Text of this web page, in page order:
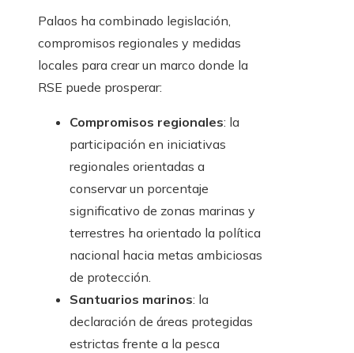
Palaos ha combinado legislación,
compromisos regionales y medidas
locales para crear un marco donde la
RSE puede prosperar:
Compromisos regionales: la
participación en iniciativas
regionales orientadas a
conservar un porcentaje
significativo de zonas marinas y
terrestres ha orientado la política
nacional hacia metas ambiciosas
de protección.
Santuarios marinos: la
declaración de áreas protegidas
estrictas frente a la pesca